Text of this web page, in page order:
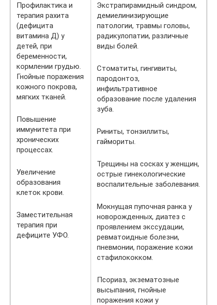
Профилактика и
терапия рахита
(дефицита
витамина Д) у
детей, при
беременности,
кормлении грудью.
Гнойные поражения
кожного покрова,
мягких тканей.
Повышение
иммунитета при
хронических
процессах.
Увеличение
образования
клеток крови.
Заместительная
терапия при
дефиците УФО.
Экстрапирамидный синдром,
демиелинизирующие
патологии, травмы головы,
радикулопатии, различные
виды болей.
Стоматиты, гингивиты,
пародонтоз,
инфильтративное
образование после удаления
зуба.
Риниты, тонзиллиты,
гаймориты.
Трещины на сосках у женщин,
острые гинекологические
воспалительные заболевания.
Мокнущая пупочная ранка у
новорожденных, диатез с
проявлением экссудации,
ревматоидные болезни,
пневмонии, поражение кожи
стафилококком.
Псориаз, экзематозные
высыпания, гнойные
поражения кожи у